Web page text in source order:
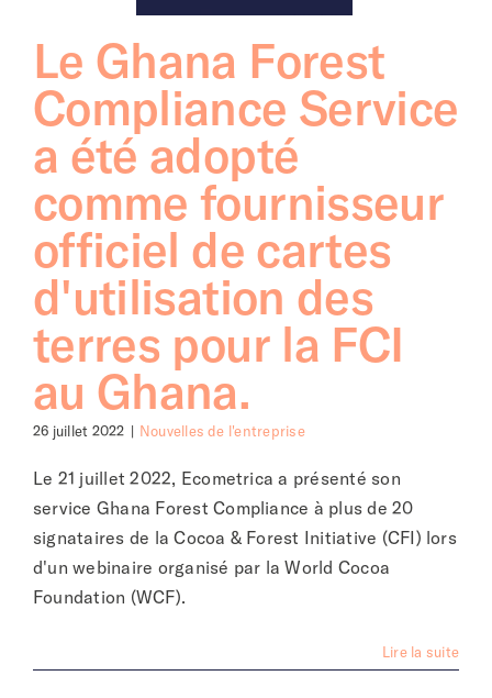
Le Ghana Forest
Compliance Service
a été adopté
comme fournisseur
officiel de cartes
d'utilisation des
terres pour la FCI
au Ghana.
26 juillet 2022 | Nouvelles de l'entreprise
Le 21 juillet 2022, Ecometrica a présenté son
service Ghana Forest Compliance à plus de 20
signataires de la Cocoa & Forest Initiative (CFI) lors
d'un webinaire organisé par la World Cocoa
Foundation (WCF).
Lire la suite